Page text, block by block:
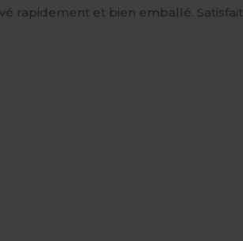
rapidement et bien emballé. Satisfait